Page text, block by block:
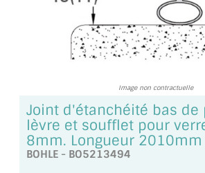
AMBIANCE LAITON BROSSÉ
MIROIRS VIEILLIS AMBIANCE
MIROIR VIEILLI
MIROIR DÉCORATIF DE COULEUR
Image non contractuelle
Joint d'étanchéité bas de
lèvre et soufflet pour
8mm. Longueur 2010mm
BOHLE - BO5213494